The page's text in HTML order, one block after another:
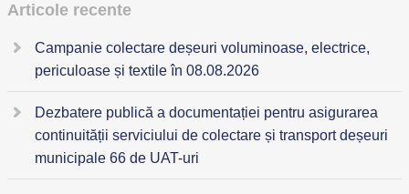
Articole recente
Campanie colectare deșeuri voluminoase, electrice,
periculoase și textile în 08.08.2026
Dezbatere publică a documentației pentru asigurarea
continuității serviciului de colectare și transport deșeuri
municipale 66 de UAT-uri